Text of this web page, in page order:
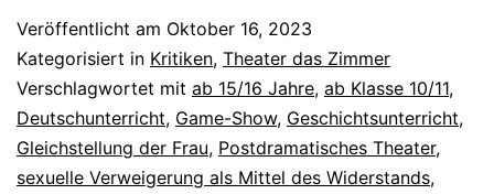
Veröffentlicht am Oktober 16, 2023
Kategorisiert in Kritiken, Theater das Zimmer
Verschlagwortet mit ab 15/16 Jahre, ab Klasse 10/11,
Deutschunterricht, Game-Show, Geschichtsunterricht,
Gleichstellung der Frau, Postdramatisches Theater,
sexuelle Verweigerung als Mittel des Widerstands,